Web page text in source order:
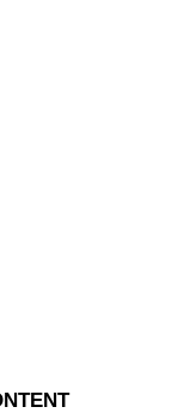
மோடி